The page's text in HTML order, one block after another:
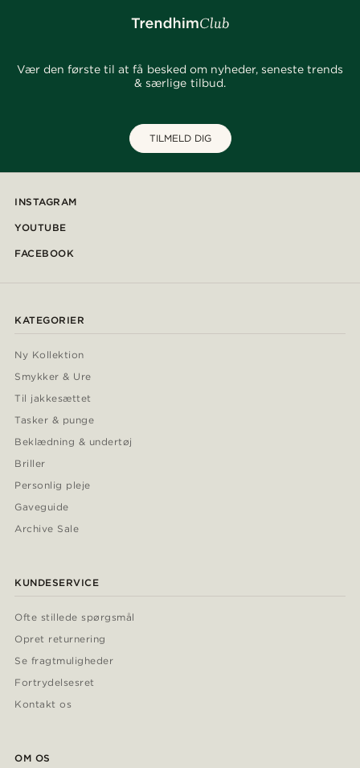
Vær den første til at få besked om nyheder, seneste trends
& særlige tilbud.
TILMELD DIG
INSTAGRAM
YOUTUBE
FACEBOOK
KATEGORIER
Ny Kollektion
Smykker & Ure
Til jakkesættet
Tasker & punge
Beklædning & undertøj
Briller
Personlig pleje
Gaveguide
Archive Sale
KUNDESERVICE
Ofte stillede spørgsmål
Opret returnering
Se fragtmuligheder
Fortrydelsesret
Kontakt os
OM OS